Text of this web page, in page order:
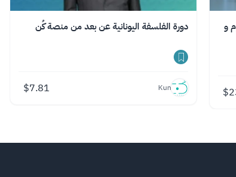
و
$
دورة الفلسفة اليونانية عن بعد من منصة كُن
Kun
$7.81